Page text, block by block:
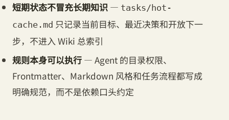
短期状态不冒充长期知识 — tasks/hot-
cache.md 只记录当前目标、最近决策和开放下一
步，不进入 Wiki 总索引
规则本身可以执行 — Agent 的目录权限、
Frontmatter、Markdown 风格和任务流程都写成
明确规范，而不是依赖口头约定